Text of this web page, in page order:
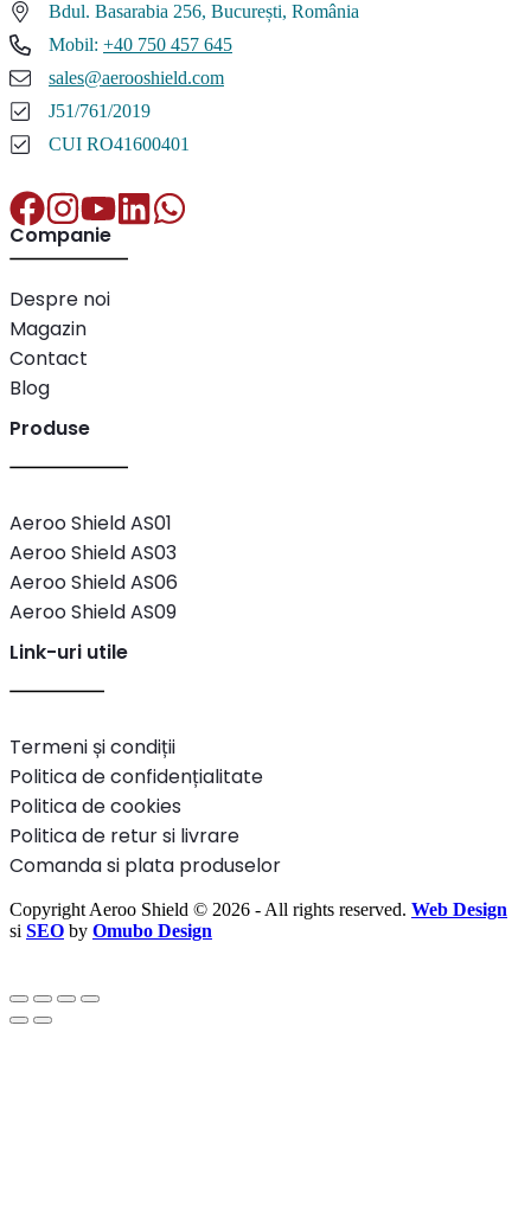
Bdul. Basarabia 256, București, România
Mobil: +40 750 457 645
sales@aerooshield.com
J51/761/2019
CUI RO41600401
Companie
Despre noi
Magazin
Contact
Blog
Produse
Aeroo Shield AS01
Aeroo Shield AS03
Aeroo Shield AS06
Aeroo Shield AS09
Link-uri utile
Termeni și condiții
Politica de confidențialitate
Politica de cookies
Politica de retur si livrare
Comanda si plata produselor
Copyright Aeroo Shield © 2026 - All rights reserved. Web Design
si SEO by Omubo Design